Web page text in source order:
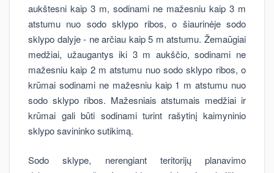
aukštesni kaip 3 m, sodinami ne mažesniu kaip 3 m
atstumu nuo sodo sklypo ribos, o šiaurinėje sodo
sklypo dalyje - ne arčiau kaip 5 m atstumu. Žemaūgiai
medžiai, užaugantys iki 3 m aukščio, sodinami ne
mažesniu kaip 2 m atstumu nuo sodo sklypo ribos, o
krūmai sodinami ne mažesniu kaip 1 m atstumu nuo
sodo sklypo ribos. Mažesniais atstumais medžiai ir
krūmai gali būti sodinami turint rašytinį kaimyninio
sklypo savininko sutikimą.
Sodo sklype, nerengiant teritorijų planavimo